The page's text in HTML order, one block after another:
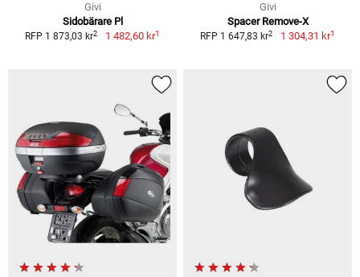
Givi
Sidobärare Pl
RFP 1 873,03 kr2 1 482,60 kr1
Givi
Spacer Remove-X
RFP 1 647,83 kr2 1 304,31 kr1